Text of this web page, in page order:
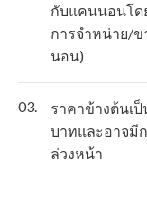
กับแคนนอนโด
การจำหน่าย/
นอน)
03.
ราคาข้างต้นเ
บาทและอาจมี
ล่วงหน้า